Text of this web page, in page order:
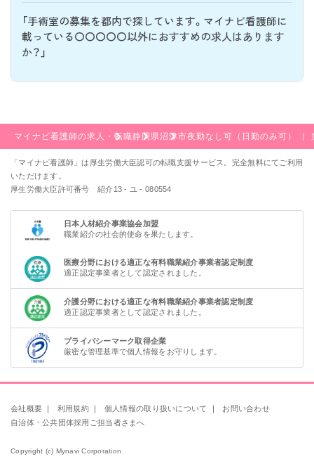
「手術室の募集を都内で探しています。マイナビ看護師に
載っている〇〇〇〇〇以外におすすめの求人はあります
か？」
マイナビ看護師の求人・転職静岡県沼津市夜勤なし可（日勤のみ可） ｜
「マイナビ看護師」は厚生労働大臣認可の転職支援サービス。完全無料にてご利用
いただけます。
厚生労働大臣許可番号 紹介13 - ユ - 080554
日本人材紹介事業協会加盟
職業紹介の社会的使命を果たします。
医療分野における適正な有料職業紹介事業者認定制度
適正認定事業者として認定されました。
介護分野における適正な有料職業紹介事業者認定制度
適正認定事業者として認定されました。
プライバシーマーク取得企業
厳密な管理基準で個人情報をお守りします。
会社概要 ｜ 利用規約 ｜ 個人情報の取り扱いについて ｜
お問い合わせ
自治体・公共団体採用ご担当者さまへ
Copyright (c) Mynavi Corporation